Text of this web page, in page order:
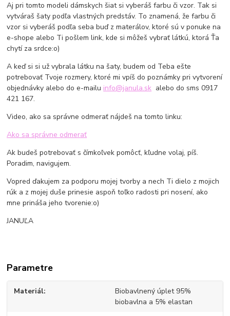
Aj pri tomto modeli dámskych šiat si vyberáš farbu či vzor. Tak si
vytváraš šaty podľa vlastných predstáv. To znamená, že farbu či
vzor si vyberáš podľa seba buď z materálov, ktoré sú v ponuke na
e-shope alebo Ti pošlem link, kde si môžeš vybrať látkú, ktorá Ťa
chytí za srdce:o)
A keď si si už vybrala látku na šaty, budem od Teba ešte
potrebovať Tvoje rozmery, ktoré mi vpíš do poznámky pri vytvorení
objednávky alebo do e-mailu info@janula.sk alebo do sms 0917
421 167.
Video, ako sa správne odmerať nájdeš na tomto linku:
Ako sa správne odmerať
Ak budeš potrebovať s čímkoľvek pomôcť, kľudne volaj, píš.
Poradim, navigujem.
Vopred ďakujem za podporu mojej tvorby a nech Ti dielo z mojich
rúk a z mojej duše prinesie aspoň toľko radosti pri nosení, ako
mne prináša jeho tvorenie:o)
JANUĽA
Parametre
Materiál
Biobavlnený úplet 95%
biobavlna a 5% elastan